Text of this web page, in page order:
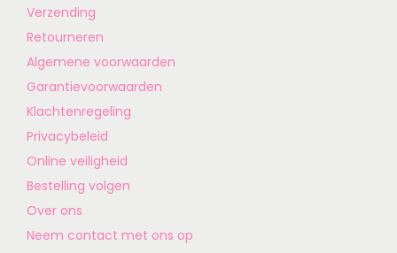
Verzending
Retourneren
Algemene voorwaarden
Garantievoorwaarden
Klachtenregeling
Privacybeleid
Online veiligheid
Bestelling volgen
Over ons
Neem contact met ons op